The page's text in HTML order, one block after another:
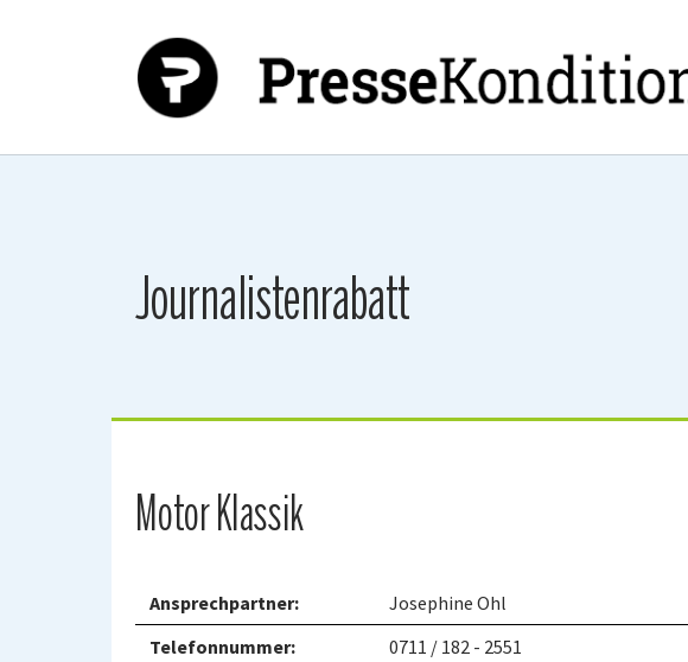
Journalistenrabatt
Motor Klassik
Ansprechpartner:
Josephine Ohl
Telefonnummer:
0711 / 182 - 2551